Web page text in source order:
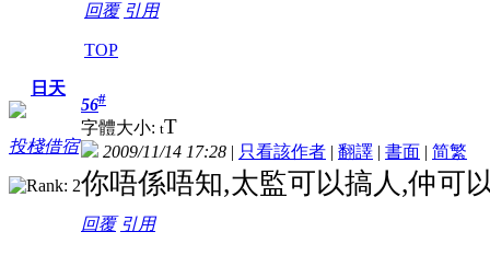
回覆 引用
TOP
日天
投棧借宿
56#
字體大小: tT
2009/11/14 17:28 | 只看該作者 | 翻譯 | 書面 | 简繁
你唔係唔知,太監可以搞人,仲可
回覆 引用